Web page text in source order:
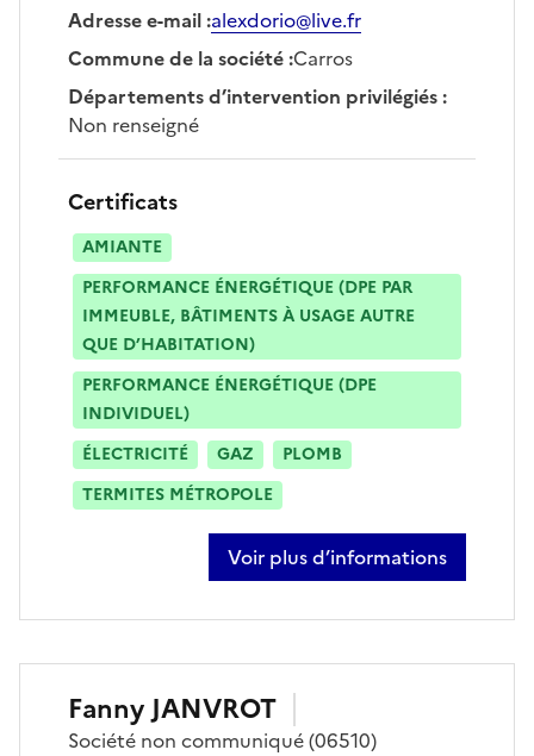
Adresse e-mail:alexdorio@live.fr
Commune de la société:Carros
Départements d’intervention privilégiés:
Non renseigné
Certificats
AMIANTE
PERFORMANCE ÉNERGÉTIQUE (DPE PAR
IMMEUBLE, BÂTIMENTS À USAGE AUTRE
QUE D’HABITATION)
PERFORMANCE ÉNERGÉTIQUE (DPE
INDIVIDUEL)
ÉLECTRICITÉ
GAZ
PLOMB
TERMITES MÉTROPOLE
Voir plus d’informations
sur alexandre dorio
FannyJANVROT
Société non communiqué(06510)